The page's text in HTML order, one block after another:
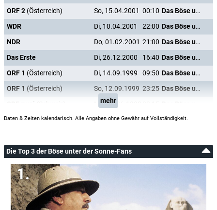
ORF 2 (Österreich) So, 15.04.2001 00:10
Das Böse unter der Sonne
WDR
Di, 10.04.2001 22:00
Das Böse unter der Sonne
NDR
Do, 01.02.2001 21:00
Das Böse unter der Sonne
Das Erste
Di, 26.12.2000 16:40
Das Böse unter der Sonne
ORF 1 (Österreich) Di, 14.09.1999 09:50
Das Böse unter der Sonne
ORF 1 (Österreich) So, 12.09.1999 23:25
Das Böse unter der Sonne
Mo, 07.06.1999
mehr
Daten & Zeiten kalendarisch. Alle Angaben ohne Gewähr auf Vollständigkeit.
Die Top 3 der Böse unter der Sonne-Fans